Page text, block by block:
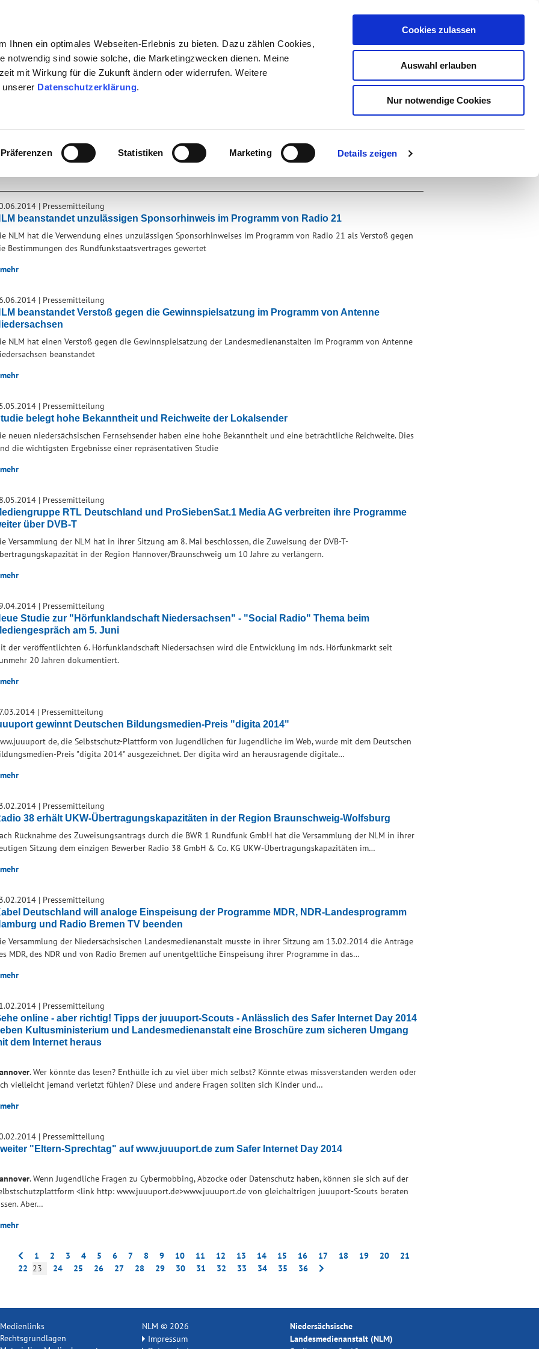
Ihnen ein optimales Webseiten-Erlebnis zu bieten. Dazu zählen Cookies,
notwendig sind sowie solche, die Marketingzwecken dienen. Meine
mit Wirkung für die Zukunft ändern oder widerrufen. Weitere
unserer Datenschutzerklärung.
Präferenzen Statistiken Marketing Details zeigen
Cookies zulassen
Auswahl erlauben
Nur notwendige Cookies
Sitemap
BESCHWERDE de en
MEDIENKOMPETENZ
| Pressemitteilung
beanstandet unzulässigen Sponsorhinweis im Programm von Radio 21
NLM hat die Verwendung eines unzulässigen Sponsorhinweises im Programm von Radio 21 als Verstoß gegen
Bestimmungen des Rundfunkstaatsvertrages gewertet
mehr
| Pressemitteilung
beanstandet Verstoß gegen die Gewinnspielsatzung im Programm von Antenne
NLM hat einen Verstoß gegen die Gewinnspielsatzung der Landesmedienanstalten im Programm von Antenne
beanstandet
mehr
| Pressemitteilung
belegt hohe Bekanntheit und Reichweite der Lokalsender
neuen niedersächsischen Fernsehsender haben eine hohe Bekanntheit und eine beträchtliche Reichweite. Dies
die wichtigsten Ergebnisse einer repräsentativen Studie
mehr
| Pressemitteilung
RTL Deutschland und ProSiebenSat.1 Media AG verbreiten ihre Programme
über DVB-T
Versammlung der NLM hat in ihrer Sitzung am 8. Mai beschlossen, die Zuweisung der DVB-T-
in der Region Hannover/Braunschweig um 10 Jahre zu verlängern.
mehr
| Pressemitteilung
Studie zur "Hörfunklandschaft Niedersachsen" - "Social Radio" Thema beim
am 5. Juni
der veröffentlichten 6. Hörfunklandschaft Niedersachsen wird die Entwicklung im nds. Hörfunkmarkt seit
20 Jahren dokumentiert.
mehr
| Pressemitteilung
gewinnt Deutschen Bildungsmedien-Preis "digita 2014"
de, die Selbstschutz-Plattform von Jugendlichen für Jugendliche im Web, wurde mit dem Deutschen
Preis "digita 2014" ausgezeichnet. Der digita wird an herausragende digitale…
mehr
| Pressemitteilung
38 erhält UKW-Übertragungskapazitäten in der Region Braunschweig-Wolfsburg
Rücknahme des Zuweisungsantrags durch die BWR 1 Rundfunk GmbH hat die Versammlung der NLM in ihrer
Sitzung dem einzigen Bewerber Radio 38 GmbH & Co. KG UKW-Übertragungskapazitäten im…
mehr
| Pressemitteilung
Deutschland will analoge Einspeisung der Programme MDR, NDR-Landesprogramm
und Radio Bremen TV beenden
Versammlung der Niedersächsischen Landesmedienanstalt musste in ihrer Sitzung am 13.02.2014 die Anträge
MDR, des NDR und von Radio Bremen auf unentgeltliche Einspeisung ihrer Programme in das…
mehr
| Pressemitteilung
online - aber richtig! Tipps der juuuport-Scouts - Anlässlich des Safer Internet Day 2014
Kultusministerium und Landesmedienanstalt eine Broschüre zum sicheren Umgang
dem Internet heraus
. Wer könnte das lesen? Enthülle ich zu viel über mich selbst? Könnte etwas missverstanden werden oder
vielleicht jemand verletzt fühlen? Diese und andere Fragen sollten sich Kinder und…
mehr
| Pressemitteilung
"Eltern-Sprechtag" auf www.juuuport.de zum Safer Internet Day 2014
. Wenn Jugendliche Fragen zu Cybermobbing, Abzocke oder Datenschutz haben, können sie sich auf der
<link http: www.juuuport.de>www.juuuport.de von gleichaltrigen juuuport-Scouts beraten
Aber…
mehr
1 2 3 4 5 6 7 8 9 10 11 12 13 14 15 16 17 18 19 20
21
22 23 24 25 26 27 28 29 30 31 32 33 34 35 36
Medienlinks
Rechtsgrundlagen
NLM © 2026
Impressum
Niedersächsische
Landesmedienanstalt (NLM)